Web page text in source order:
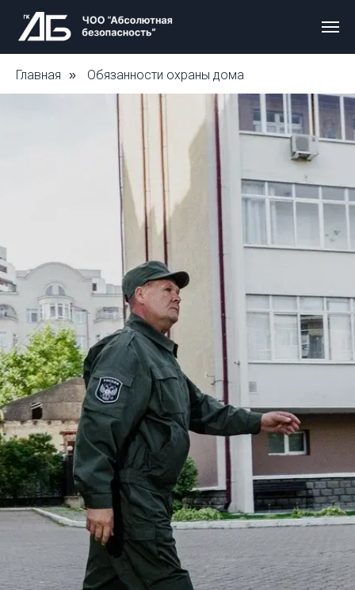
Главная » Обязанности охраны дома